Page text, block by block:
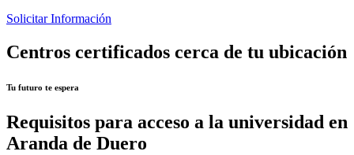
Solicitar Información
Centros certificados cerca de tu ubicación
Tu futuro te espera
Requisitos para acceso a la universidad en
Aranda de Duero